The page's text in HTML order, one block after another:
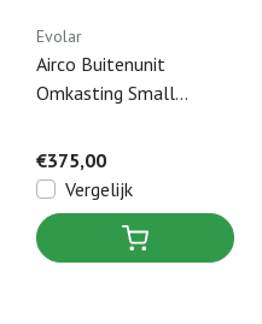
Evolar
Airco Buitenunit
Omkasting Small
x 500 MM
€375,00
Vergelijk